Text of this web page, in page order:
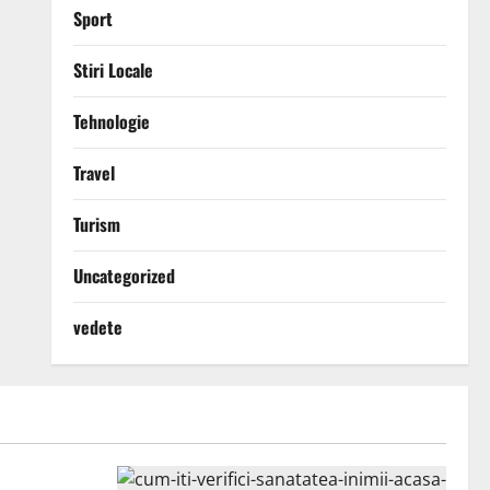
Sport
Stiri Locale
Tehnologie
Travel
Turism
Uncategorized
vedete